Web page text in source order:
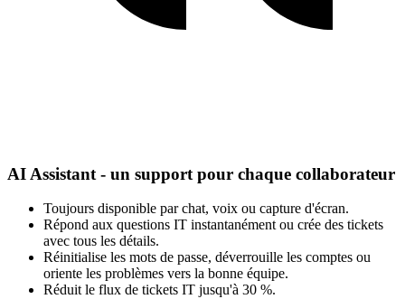
AI Assistant - un support pour chaque collaborateur
Toujours disponible par chat, voix ou capture d'écran.
Répond aux questions IT instantanément ou crée des tickets
avec tous les détails.
Réinitialise les mots de passe, déverrouille les comptes ou
oriente les problèmes vers la bonne équipe.
Réduit le flux de tickets IT jusqu'à 30 %.